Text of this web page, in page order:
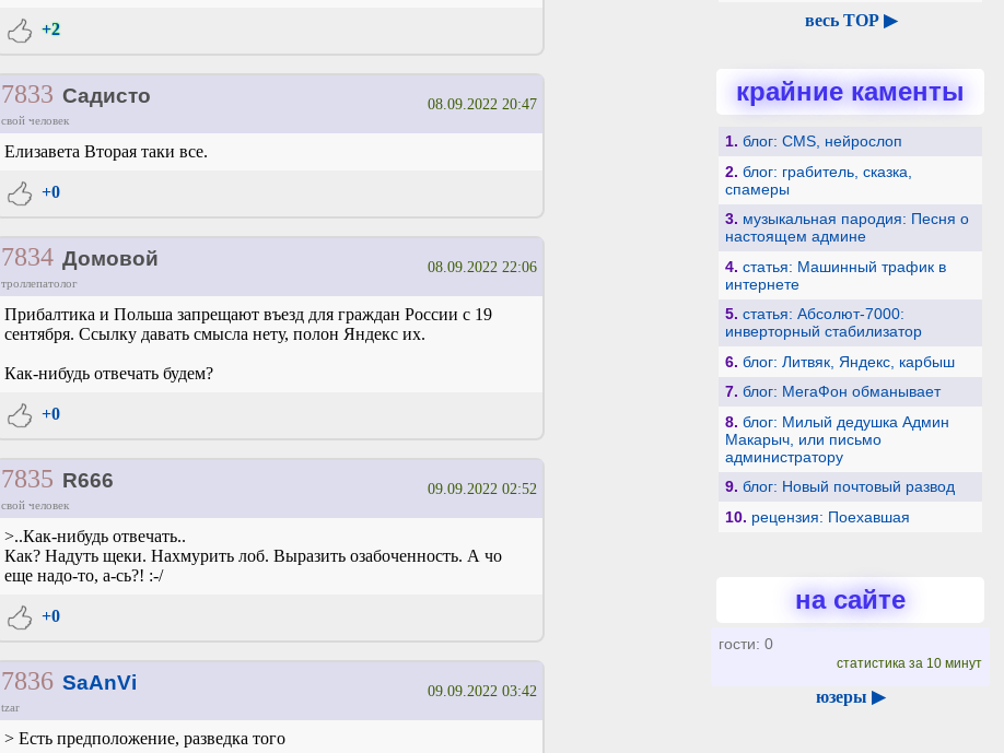
+2
7833 Садисто
свой человек
08.09.2022 20:47
Елизавета Вторая таки все.
+0
7834 Домовой
троллепатолог
08.09.2022 22:06
Прибалтика и Польша запрещают въезд для граждан России с 19
сентября. Cсылку давать смысла нету, полон Яндекс их.
Как-нибудь отвечать будем?
+0
7835 R666
свой человек
09.09.2022 02:52
>..Как-нибудь отвечать..
Как? Надуть щеки. Нахмурить лоб. Выразить озабоченность. А чо
еще надо-то, а-сь?! :-/
+0
7836 SaAnVi
tzar
09.09.2022 03:42
> Есть предположение, разведка того
весь TOP ▶
крайние каменты
1. блог: CMS, нейрослоп
2. блог: грабитель, сказка,
спамеры
3. музыкальная пародия: Песня о
настоящем админе
4. статья: Машинный трафик в
интернете
5. статья: Абсолют-7000:
инверторный стабилизатор
6. блог: Литвяк, Яндекс, карбыш
7. блог: МегаФон обманывает
8. блог: Милый дедушка Админ
Макарыч, или письмо
администратору
9. блог: Новый почтовый развод
10. рецензия: Поехавшая
на сайте
гости: 0
статистика за 10 минут
юзеры ▶